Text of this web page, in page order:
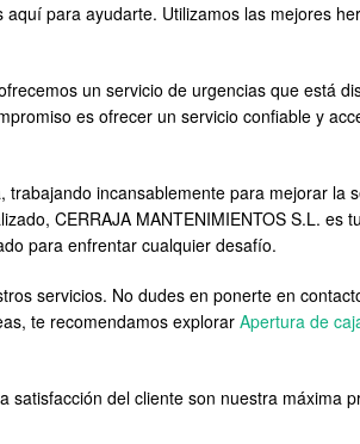
para ayudarte. Utilizamos las mejores
un servicio de urgencias que está
es ofrecer un servicio confiable y
incansablemente para mejorar la
CERRAJA MANTENIMIENTOS S.L. es
para enfrentar cualquier desafío.
servicios. No dudes en ponerte en
te recomendamos explorarApertura de
satisfacción del cliente son nuestra máxima